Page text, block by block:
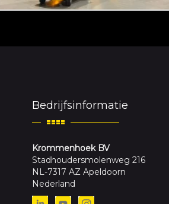
Bedrijfsinformatie
Krommenhoek BV
Stadhoudersmolenweg 216
NL-7317 AZ Apeldoorn
Nederland